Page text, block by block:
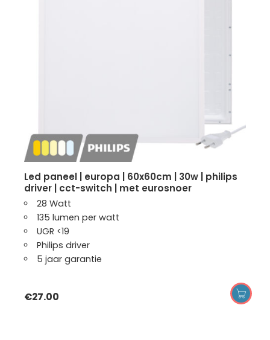
led paneel | europa | 60x60cm | 30w | philips
driver | cct-switch | met eurosnoer
28 Watt
135 lumen per watt
UGR <19
Philips driver
5 jaar garantie
€27.00